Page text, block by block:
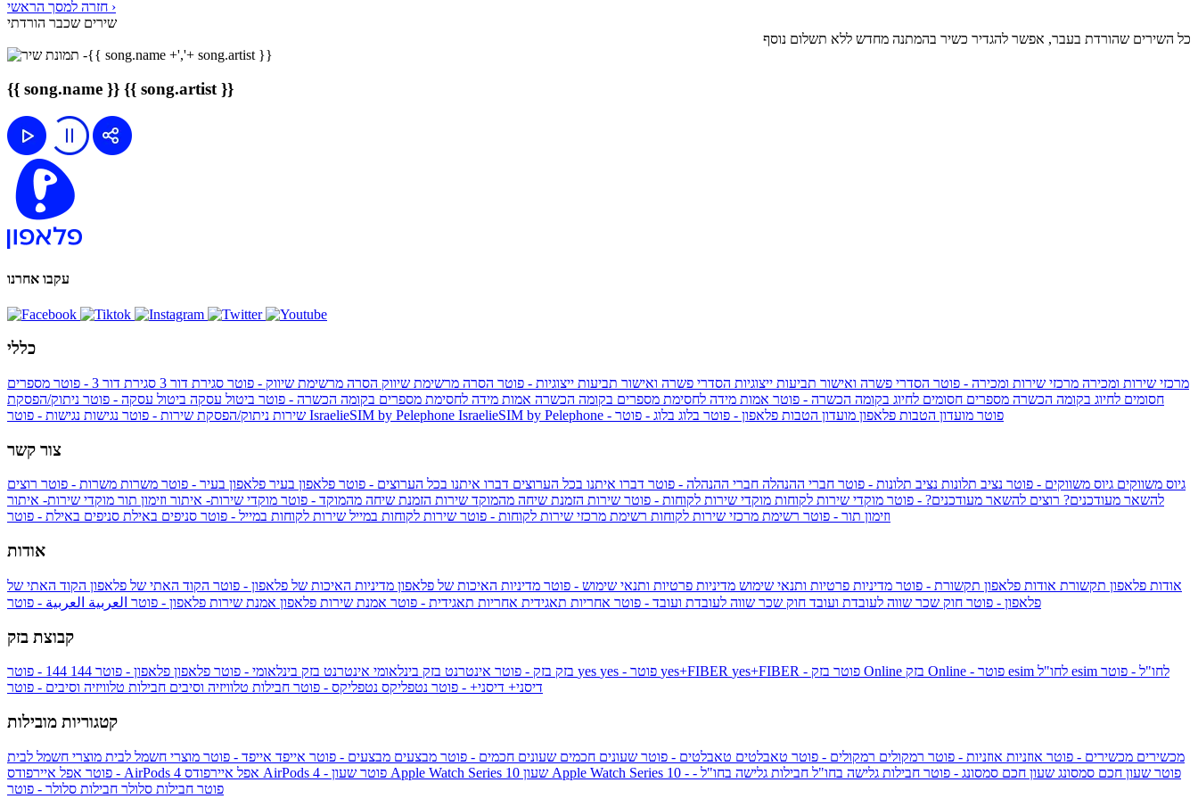
חזרה למסך הראשי ›
שירים שכבר הורדתי
כל השירים שהורדת בעבר, אפשר להגדיר כשיר בהמתנה מחדש ללא תשלום נוסף
{{ song.name }} {{ song.artist }}
עקבו אחרנו
כללי
מרכזי שירות ומכירה מרכזי שירות ומכירה - פוטר הסדרי פשרה ואישור תביעות ייצוגיות הסדרי פשרה ואישור תביעות ייצוגיות - פוטר הסרה מרשימת שיווק הסרה מרשימת שיווק - פוטר סגירת דור 3 סגירת דור 3 - פוטר
מספרים
חסומים לחיוג בקומה הכשרה מספרים חסומים לחיוג בקומה הכשרה - פוטר אמות מידה לחסימת מספרים בקומה הכשרה אמות מידה לחסימת מספרים בקומה הכשרה - פוטר ביטול עסקה ביטול עסקה - פוטר ניתוק/הפסקת
שירות ניתוק/הפסקת שירות - פוטר נגישות IsraelieSIM by Pelephone IsraelieSIM by Pelephone - פוטר מועדון הטבות פלאפון מועדון הטבות פלאפון - פוטר בלוג בלוג - פוטר
צור קשר
גיוס משווקים גיוס משווקים - פוטר נציב תלונות נציב תלונות - פוטר חברי ההנהלה חברי ההנהלה - פוטר דברו איתנו בכל הערוצים דברו איתנו בכל הערוצים - פוטר פלאפון בעיר פלאפון בעיר - פוטר משרות משרות - פוטר רוצים
להשאר מעודכנים? רוצים להשאר מעודכנים? - פוטר מוקדי שירות לקוחות מוקדי שירות לקוחות - פוטר שירות הזמנת שיחה מהמוקד שירות הזמנת שיחה מהמוקד - פוטר מוקדי שירות- איתור וזימון תור מוקדי שירות- איתור
וזימון תור - פוטר רשימת מרכזי שירות לקוחות רשימת מרכזי שירות לקוחות - פוטר שירות לקוחות במייל שירות לקוחות במייל - פוטר סניפים באילת סניפים באילת - פוטר
אודות
אודות פלאפון תקשורת אודות פלאפון תקשורת - פוטר מדיניות פרטיות ותנאי שימוש מדיניות פרטיות ותנאי שימוש - פוטר מדיניות האיכות של פלאפון מדיניות האיכות של פלאפון - פוטר הקוד האתי של פלאפון הקוד האתי של
פלאפון - פוטר חוק שכר שווה לעובדת ועובד חוק שכר שווה לעובדת ועובד - פוטר אחריות תאגידית אחריות תאגידית - פוטר אמנת שירות פלאפון אמנת שירות פלאפון - פוטר العربية العربية - פוטר
קבוצת בזק
בזק בזק - פוטר אינטרנט בזק בינלאומי אינטרנט בזק בינלאומי - פוטר פלאפון פלאפון - פוטר 144 yes yes+FIBER yes+FIBER - פוטר בזק Online
esim לחו"ל - פוטר
דיסני+ דיסני+ - פוטר נטפליקס נטפליקס - פוטר חבילות טלוויזיה וסיבים חבילות טלוויזיה וסיבים - פוטר
קטגוריות מובילות
מכשירים מכשירים - פוטר אוזניות אוזניות - פוטר רמקולים רמקולים - פוטר טאבלטים טאבלטים - פוטר שעונים חכמים שעונים חכמים - פוטר מבצעים מבצעים - פוטר אייפד אייפד - פוטר מוצרי חשמל לבית מוצרי חשמל לבית
- פוטר אפל איירפודס AirPods 4 אפל איירפודס AirPods 4 - פוטר שעון Apple Watch Series 10 שעון Apple Watch Series 10 - פוטר שעון חכם סמסונג שעון חכם סמסונג - פוטר חבילות גלישה בחו"ל חבילות גלישה בחו"ל -
פוטר חבילות סלולר חבילות סלולר - פוטר